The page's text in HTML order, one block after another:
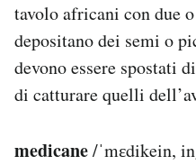
tavolo africani con due
depositano dei semi o
devono essere spostati
di catturare quelli
medicane/ˈmɛdikein,